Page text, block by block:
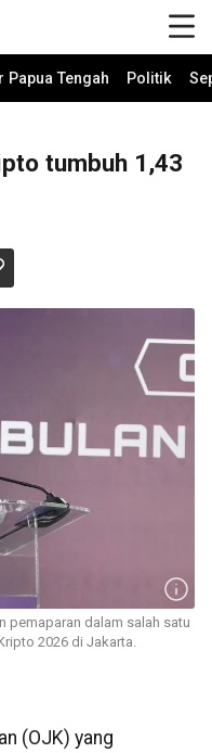
Papua Tengah Politik
tumbuh 1,43
pemaparan dalam salah satu
2026 di Jakarta.
(OJK) yang